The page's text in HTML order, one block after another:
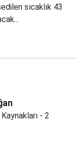
sıcaklık 43
- 2